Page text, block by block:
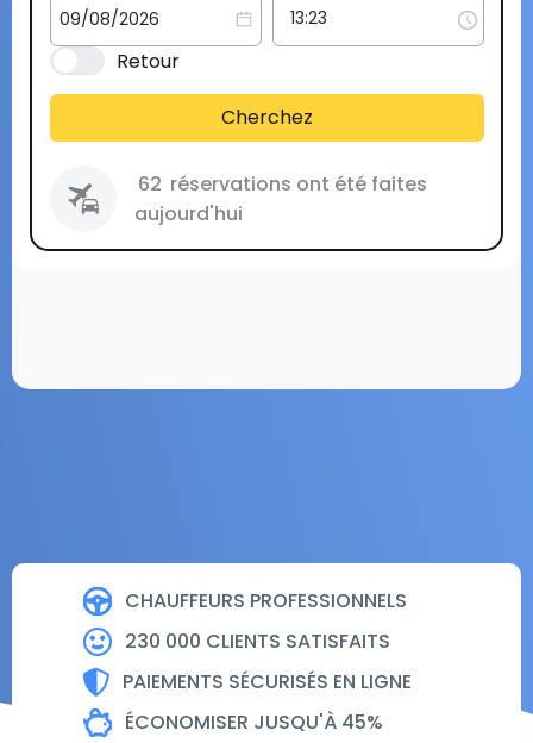
CHAUFFEURS PROFESSIONNELS
230 000 CLIENTS SATISFAITS
PAIEMENTS SÉCURISÉS EN LIGNE
ÉCONOMISER JUSQU'À 45%
Retour
Cherchez
62 réservations ont été faites
aujourd'hui